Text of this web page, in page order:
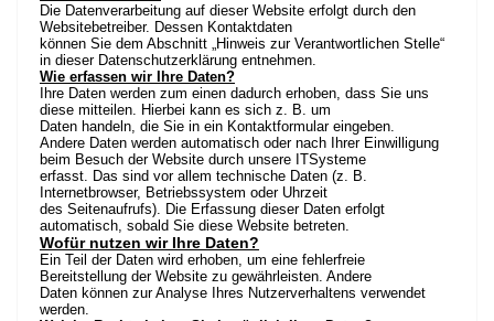
Die Datenverarbeitung auf dieser Website erfolgt durch den
Websitebetreiber. Dessen Kontaktdaten
können Sie dem Abschnitt „Hinweis zur Verantwortlichen Stelle“
in dieser Datenschutzerklärung entnehmen.
Wie erfassen wir Ihre Daten?
Ihre Daten werden zum einen dadurch erhoben, dass Sie uns
diese mitteilen. Hierbei kann es sich z. B. um
Daten handeln, die Sie in ein Kontaktformular eingeben.
Andere Daten werden automatisch oder nach Ihrer Einwilligung
beim Besuch der Website durch unsere ITSysteme
erfasst. Das sind vor allem technische Daten (z. B.
Internetbrowser, Betriebssystem oder Uhrzeit
des Seitenaufrufs). Die Erfassung dieser Daten erfolgt
automatisch, sobald Sie diese Website betreten.
Wofür nutzen wir Ihre Daten?
Ein Teil der Daten wird erhoben, um eine fehlerfreie
Bereitstellung der Website zu gewährleisten. Andere
Daten können zur Analyse Ihres Nutzerverhaltens verwendet
werden.